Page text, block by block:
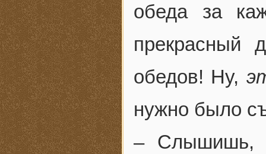
обеда за
прекрасный
обедов! Ну,
нужно было
– Слышишь,